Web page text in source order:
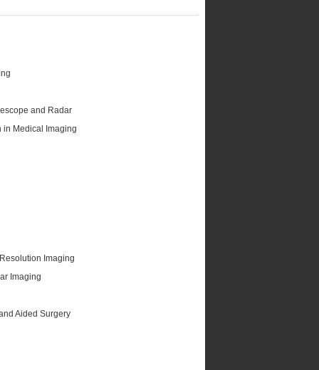
and Radar
in Medical Imaging
Imaging
Imaging
Aided Surgery